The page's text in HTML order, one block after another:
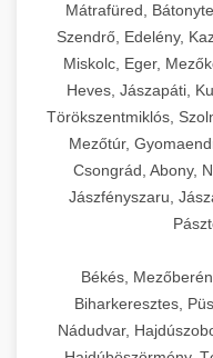
Mátrafüred,
Szendrő, Edelény,
Miskolc, Eger,
Heves, Jászapáti,
Törökszentmiklós,
Mezőtúr,
Csongrád, Abony,
Jászfényszaru,
Békés,
Biharkeresztes,
Nádudvar,